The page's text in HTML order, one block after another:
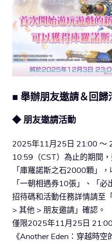
■ 舉辦朋友邀請＆回歸
◆朋友邀請活動
2025年11月25日 21:00 ～
10:59（CST）為止的期間
「庫羅諾斯之石2000顆」
「一朝相遇券10張」、「
招待碼和活動任務詳情請至
> 其他 > 朋友邀請」確認。
僅限2025年11月25日
《Another Eden：穿越時